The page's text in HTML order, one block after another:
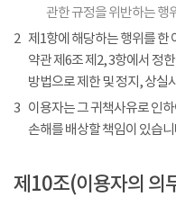
관한 규정을 위반하는 행
2 제1항에 해당하는 행위를 한
약관 제6조 제2, 3항에서 정
방법으로 제한 및 정지, 상실
3 이용자는 그 귀책사유로 인
손해를 배상할 책임이 있습니
제10조(이용자의 의